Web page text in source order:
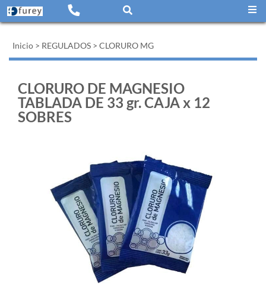
Inicio > REGULADOS > CLORURO MG
CLORURO DE MAGNESIO
TABLADA DE 33 gr. CAJA x 12
SOBRES